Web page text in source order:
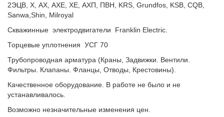
2ЭЦВ, Х, АХ, АХЕ, ХЕ, АХП, ПВН, KRS, Grundfos, KSB, CQB,
Sanwa,Shin, Milroyal
Скважинные электродвигатели Franklin Electric.
Торцевые уплотнения УСГ 70
Трубопроводная арматура (Краны, Задвижки. Вентили.
Фильтры. Клапаны. Фланцы, Отводы, Крестовины).
Качественное оборудование. В работе не было и не
устанавливалось.
Возможно незначительные изменения цен.